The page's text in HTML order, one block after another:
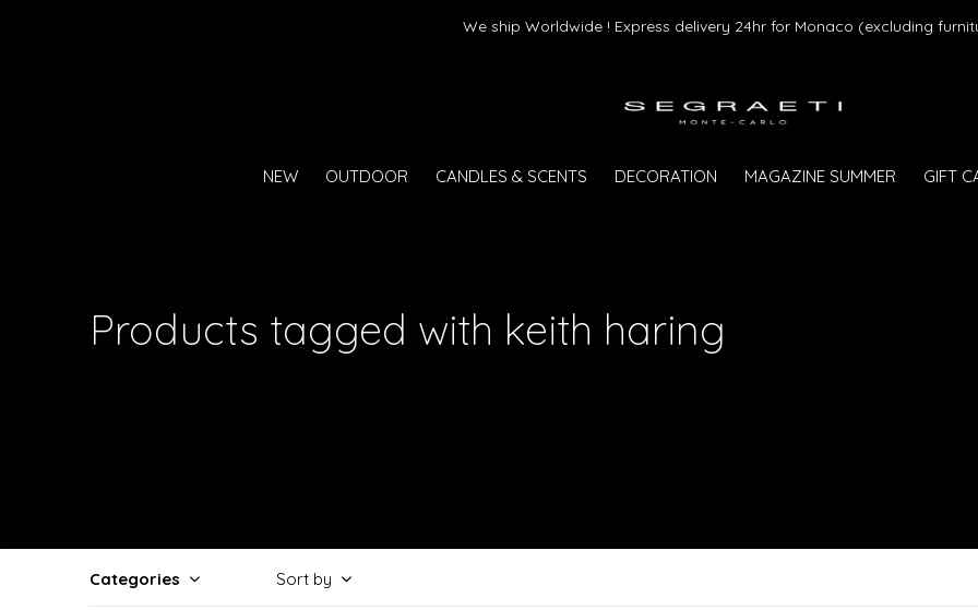
NEW OUTDOOR CANDLES & SCENTS DECORATION MAGAZINE SUMMER GIFT
We ship Worldwide ! Express delivery 24hr for Monaco (excluding
Products tagged with keith haring
Categories Sort by